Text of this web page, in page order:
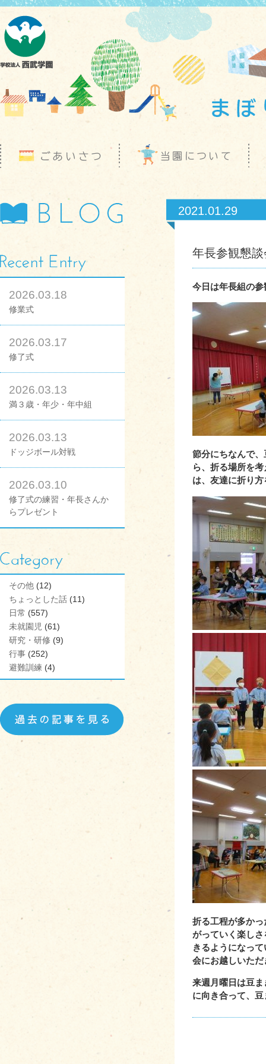
2026.03.18
修業式
2026.03.17
修了式
2026.03.13
満３歳・年少・年中組
2026.03.13
ドッジボール対戦
2026.03.10
修了式の練習・年長さんか
らプレゼント
その他 (12)
ちょっとした話 (11)
日常 (557)
未就園児 (61)
研究・研修 (9)
行事 (252)
避難訓練 (4)
2021.01.29
年長参観懇談
今日は年長組の
節分にちなんで
ら、折る場所を
は、友達に折り
折る工程が多か
がっていく楽し
きるようになっ
会にお越しいた
来週月曜日は豆
に向き合って、